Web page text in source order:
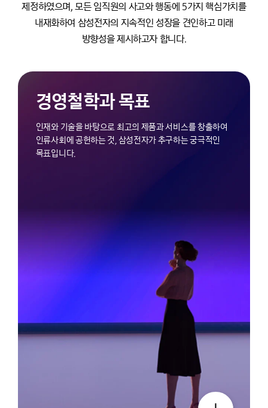
제정하였으며, 모든 임직원의 사고와 행동에 5가지 핵심가치를
내재화하여 삼성전자의 지속적인 성장을 견인하고 미래
방향성을 제시하고자 합니다.
경영철학과 목표
인재와 기술을 바탕으로 최고의 제품과 서비스를 창출하여
인류사회에 공헌하는 것, 삼성전자가 추구하는 궁극적인
목표입니다.